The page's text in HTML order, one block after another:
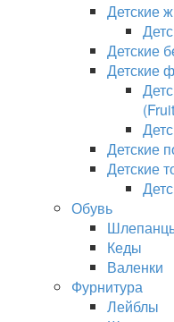
Детские
Детские
Детские
Детские
Детские
Обувь
Кеды
Валенки
Фурнитура
Лейблы